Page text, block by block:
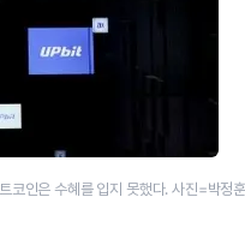
코인은 수혜를 입지 못했다. 사진=박정